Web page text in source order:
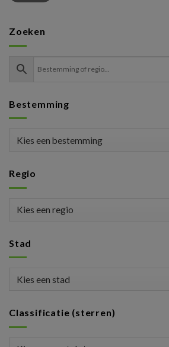
Zoeken
Bestemming
Regio
Stad
Classificatie (sterren)